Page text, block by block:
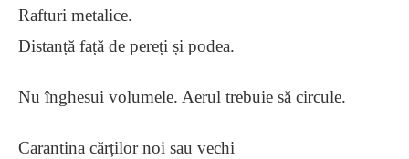
Rafturi metalice.
Distanță față de pereți și podea.
Nu înghesui volumele. Aerul trebuie să circule.
Carantina cărților noi sau vechi